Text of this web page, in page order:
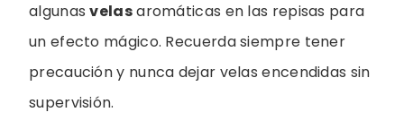
algunasvelasaromáticas en las repisas para
un efecto mágico. Recuerda siempre tener
precaución y nunca dejar velas encendidas sin
supervisión.